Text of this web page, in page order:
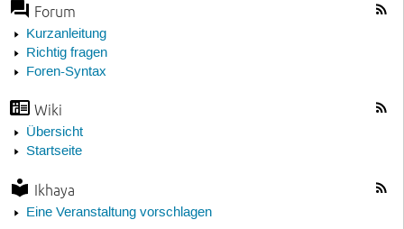
Forum
Kurzanleitung
Richtig fragen
Foren-Syntax
Wiki
Übersicht
Startseite
Ikhaya
Eine Veranstaltung vorschlagen